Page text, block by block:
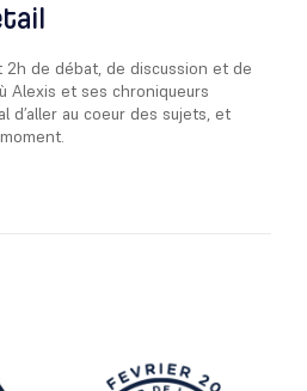
2h de débat, de discussion et de
Alexis et ses chroniqueurs
d’aller au coeur des sujets, et